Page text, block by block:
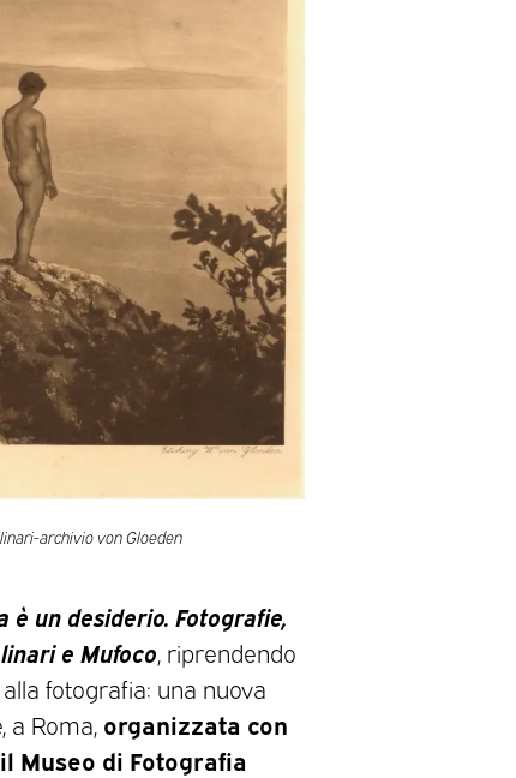
archivio von Gloeden
è un desiderio. Fotografie,
e Mufoco , riprendendo
fotografia: una nuova
Roma, organizzata con
Museo di Fotografia